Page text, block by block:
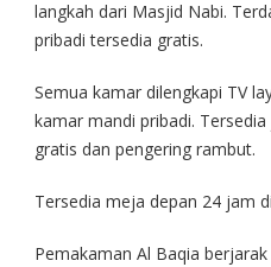
langkah dari Masjid Nabi.
pribadi tersedia gratis.
Semua kamar dilengkapi TV
kamar mandi pribadi.
gratis dan pengering rambut.
Tersedia meja depan 24 jam
Pemakaman Al Baqia